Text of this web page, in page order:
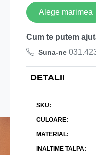
Alege marimea
Cum te putem
Suna-ne
DETALII
SKU
CULOARE
MATERIAL
INALTIME TALPA